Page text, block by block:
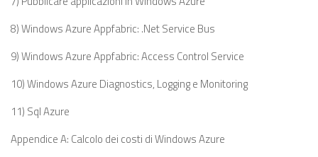
8) Windows Azure Appfabric: .Net Service Bus
9) Windows Azure Appfabric: Access Control Service
10) Windows Azure Diagnostics, Logging e Monitoring
11) Sql Azure
Appendice A: Calcolo dei costi di Windows Azure